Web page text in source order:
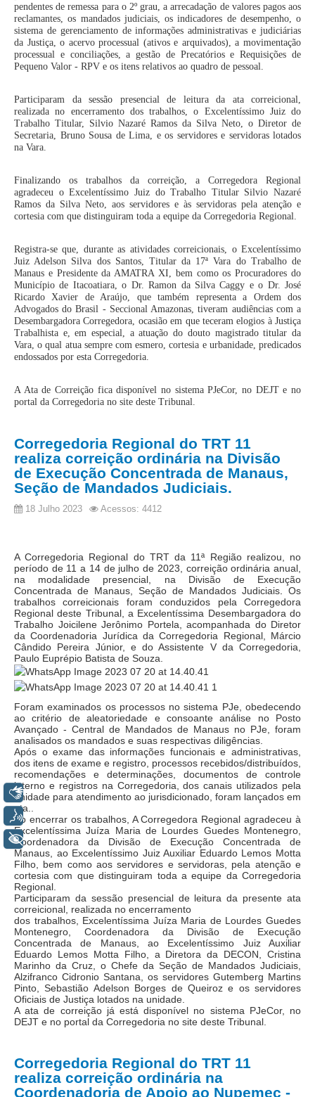
Laboratório de Inovação
Assessoria de Governança de Gestão de Pessoas
Sites Institucionais
Biblioteca
Centro de Memória
Educação a distância
Comissão Permanente de Acessibilidade e Inclusão
Escola Judicial
Coordenadoria de Saúde
Serviços
Ação Trabalhista (Atermação)
Atermação On-line - Interior de Roraima
Agendamento de Reclamação Verbal
Consulta de Pautas
Atas de Sessões do Pleno
Audiências e Sessões
Calendário das Sessões da 1ª Turma 2026
Calendário das Sessões da 3ª Turma 2026
Calendário das Sessões do Pleno e Especializadas 2026
Carta de Serviços ao Cidadão
Cartilhas
Cadastro de Peritos, Tradutores e Intérpretes
Calendários
Calendário de Eventos
Calendário de Eventos passados
Calendário das Sessões
Calendário das Correições
Calendário da Justiça Itinerante
Certidões
Concursos
Contas abertas em nome dos beneficiários
Diários Eletrônicos
e-Doc
Espaço do Servidor
Guias de recolhimento
Leilão Público
Mapa do site
META 9 do CNJ
Pauta Digital
pendentes de remessa para o 2º grau, a arrecadação de valores pagos aos
reclamantes, os mandados judiciais, os indicadores de desempenho, o
sistema de gerenciamento de informações administrativas e judiciárias
da Justiça, o acervo processual (ativos e arquivados), a movimentação
processual e conciliações, a gestão de Precatórios e Requisições de
Pequeno Valor - RPV e os itens relativos ao quadro de pessoal.
Participaram da sessão presencial de leitura da ata correicional,
realizada no encerramento dos trabalhos, o Excelentíssimo Juiz do
Trabalho Titular, Silvio Nazaré Ramos da Silva Neto, o Diretor de
Secretaria, Bruno Sousa de Lima, e os servidores e servidoras lotados
na Vara.
Finalizando os trabalhos da correição, a Corregedora Regional
agradeceu o Excelentíssimo Juiz do Trabalho Titular Silvio Nazaré
Ramos da Silva Neto, aos servidores e às servidoras pela atenção e
cortesia com que distinguiram toda a equipe da Corregedoria Regional.
Registra-se que, durante as atividades correicionais, o Excelentíssimo
Juiz Adelson Silva dos Santos, Titular da 17ª Vara do Trabalho de
Manaus e Presidente da AMATRA XI, bem como os Procuradores do
Município de Itacoatiara, o Dr. Ramon da Silva Caggy e o Dr. José
Ricardo Xavier de Araújo, que também representa a Ordem dos
Advogados do Brasil - Seccional Amazonas, tiveram audiências com a
Desembargadora Corregedora, ocasião em que teceram elogios à Justiça
Trabalhista e, em especial, a atuação do douto magistrado titular da
Vara, o qual atua sempre com esmero, cortesia e urbanidade, predicados
endossados por esta Corregedoria.
A Ata de Correição fica disponível no sistema PJeCor, no DEJT e no
portal da Corregedoria no site deste Tribunal.
Corregedoria Regional do TRT 11
realiza correição ordinária na Divisão
de Execução Concentrada de Manaus,
Seção de Mandados Judiciais.
18 Julho 2023 Acessos: 4412
A Corregedoria Regional do TRT da 11ª Região realizou, no
período de 11 a 14 de julho de 2023, correição ordinária anual,
na modalidade presencial, na Divisão de Execução
Concentrada de Manaus, Seção de Mandados Judiciais
Os
trabalhos correicionais foram conduzidos pela Corregedora
Regional deste Tribunal, a Excelentíssima Desembargadora do
Trabalho Joicilene Jerônimo Portela, acompanhada do Diretor
da Coordenadoria Jurídica da Corregedoria Regional, Márcio
Cândido Pereira Júnior, e do Assistente V da Corregedoria,
Paulo Euprépio Batista de Souza.
Foram examinados os processos no sistema PJe, obedecendo
ao critério de aleatoriedade e consoante análise no Posto
Avançado - Central de Mandados de Manaus no PJe, foram
analisados os mandados e suas respectivas diligências.
Após o exame das informações funcionais e administrativas,
dos itens de exame e registro, processos recebidos/distribuídos,
recomendações e determinações, documentos de controle
interno e registros na Corregedoria, dos canais utilizados pela
unidade para atendimento ao jurisdicionado, foram lançados em
ata..
Ao encerrar os trabalhos, A Corregedora Regional agradeceu à
Excelentíssima Juíza Maria de Lourdes Guedes Montenegro,
Coordenadora da Divisão de Execução Concentrada de
Manaus, ao Excelentíssimo Juiz Auxiliar Eduardo Lemos Motta
Filho, bem como aos servidores e servidoras, pela atenção e
cortesia com que distinguiram toda a equipe da Corregedoria
Regional.
Participaram da sessão presencial de leitura da presente ata
correicional, realizada no encerramento
dos trabalhos, Excelentíssima Juíza Maria de Lourdes Guedes
Montenegro, Coordenadora da Divisão de Execução
Concentrada de Manaus, ao Excelentíssimo Juiz Auxiliar
Eduardo Lemos Motta Filho, a Diretora da DECON, Cristina
Marinho da Cruz, o Chefe da Seção de Mandados Judiciais,
Alzifranco Cidronio Santana, os servidores Gutemberg Martins
Pinto, Sebastião Adelson Borges de Queiroz e os servidores
Oficiais de Justiça lotados na unidade.
A ata de correição já está disponível no sistema PJeCor, no
DEJT e no portal da Corregedoria no site deste Tribunal.
Corregedoria Regional do TRT 11
realiza correição ordinária na
Coordenadoria de Apoio ao Nupemec -
Libras
Voz
+ Acessibilidade